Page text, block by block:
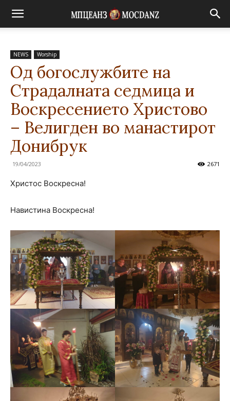
NEWS Worship
Од богослужбите на
Страдалната седмица и
Воскресението Христово
– Велигден во манастирот
Донибрук
19/04/2023 2671
Христос Воскресна!
Навистина Воскресна!